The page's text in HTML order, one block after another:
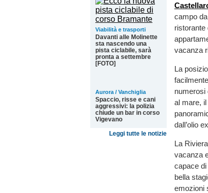
Viabilità e trasporti
Davanti alle Molinette
sta nascendo una
pista ciclabile, sarà
pronta a settembre
[FOTO]
Aurora / Vanchiglia
Spaccio, risse e cani
aggressivi: la polizia
chiude un bar in corso
Vigevano
Leggi tutte le notizie
campo
ristorante
vacanza
La
numerosi
al mare,
dall’olio
La
vacanza
capace di
bella
emozioni